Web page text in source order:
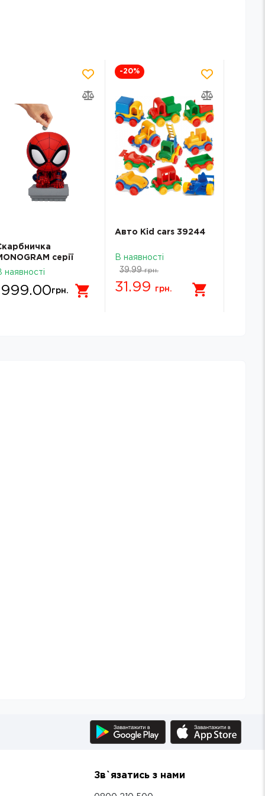
серії
- ЛЮДИНА-
наявності
грн.
-20%
Авто Kid cars 39244
В наявності
39.99 грн.
31.99 грн.
Зв`язатись з нами